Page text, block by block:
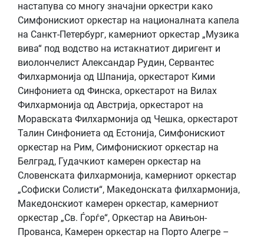
настапува со многу значајни оркестри како
Симфонискиот оркестар на националната капела
на Санкт-Петербург, камерниот оркестар „Музика
вива“ под водство на истакнатиот диригент и
виолончелист Александар Рудин, Сервантес
Филхармонија од Шпанија, oркестарот Кими
Синфониета од Финска, оркестарот на Вилах
Филхармонија од Австрија, оркестарот на
Моравската Филхармонија од Чешка, оркестарот
Талин Синфониета од Естонија, Симфонискиот
оркестар на Рим, Симфонискиот оркестар на
Белград, Гудачкиот камерен оркестар на
Словенската филхармонија, камерниот оркестар
„Софиски Солисти“, Македонската филхармонија,
Македонскиот камерен оркестар, камерниот
оркестар „Св. Ѓорѓе“, Оркестар на Авињон-
Прованса, Камерен оркестар на Порто Алегре –